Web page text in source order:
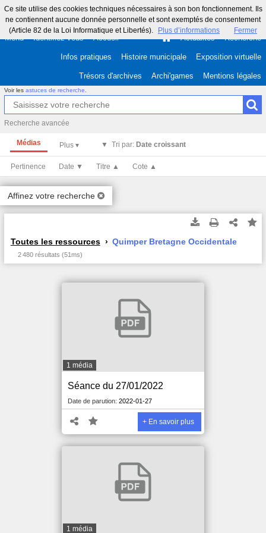
Ce site utilise des cookies techniques nécessaires à son bon fonctionnement. Ils
ne contiennent aucune donnée personnelle et sont exemptés de consentement
(Article 82 de la Loi Informatique et Libertés).
Plus d’informations Fermer
Menu Identifiez-vous Accueil Actualités Recherche
Infos pratiques Histoire municipale Exposition virtuelle
Trésors d'archives Archi'games Mentions légales
Voir les astuces de recherche
Recherche avancée
Médias Tri par: Date croissant
Pertinence Date ▼ Titre ▲ Cote ▲
Affinez votre recherche
Toutes les ressources Quimper Bretagne Occidentale
2 480 résultats (51ms)
1 média
Séance du 27/01/2022
Date de parution: 2022-01-27
+ En savoir plus
1 média